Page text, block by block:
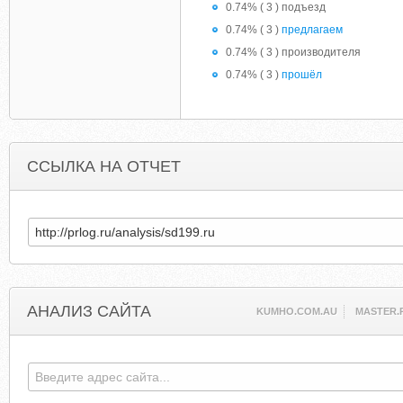
0.74% ( 3 ) подъезд
0.74% ( 3 ) предлагаем
0.74% ( 3 ) производителя
0.74% ( 3 ) прошёл
ССЫЛКА НА ОТЧЕТ
АНАЛИЗ САЙТА KUMHO.COM.AU